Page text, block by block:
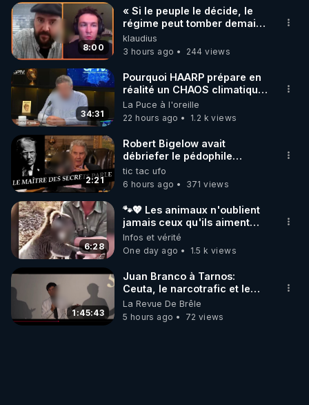
▶ 30 jours gratuit sur l’application de méditation et
de bien-être ENVOL :
Rendez-vous sur https://www.envol.app/code
le code : REGENERE
8:00
« Si le peuple le décide, le
régime peut tomber demain !
»
klaudius
3 hours ago
244 views
34:31
Pourquoi HAARP prépare en
réalité un CHAOS climatique,
on répond
La Puce à l'oreille
22 hours ago
1.2 k views
2:21
Robert Bigelow avait
débriefer le pédophile
génocidaire de donald j
trump
tic tac ufo
6 hours ago
371 views
6:28
🐾💖 Les animaux n'oublient
jamais ceux qu'ils aiment…
🥹❤️
Infos et vérité
One day ago
1.5 k views
1:45:43
Juan Branco à Tarnos:
Ceuta, le narcotrafic et le
pouvoir en France
La Revue De Brêle
5 hours ago
72 views